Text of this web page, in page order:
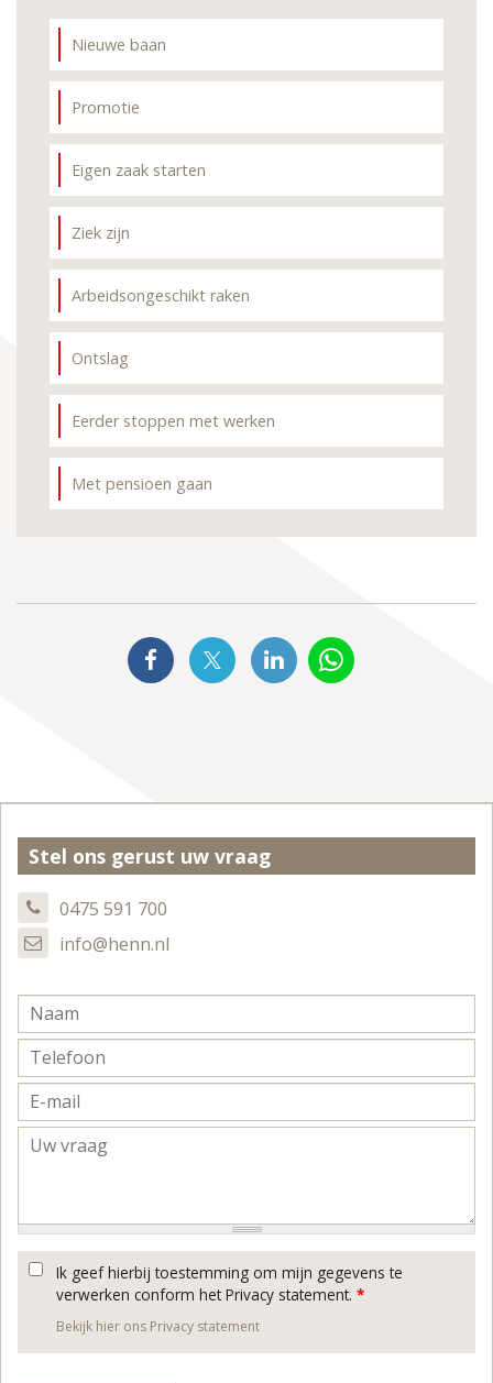
Nieuwe baan
Promotie
Eigen zaak starten
Ziek zijn
Arbeidsongeschikt raken
Ontslag
Eerder stoppen met werken
Met pensioen gaan
Stel ons gerust uw vraag
0475 591 700
info@henn.nl
Ik geef hierbij toestemming om mijn gegevens te
verwerken conform het Privacy statement. *
Bekijk hier ons Privacy statement